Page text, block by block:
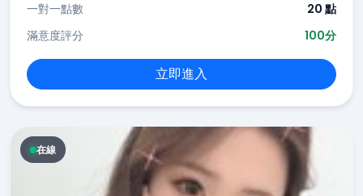
一對一點數
20 點
滿意度評分
100分
立即進入
在線